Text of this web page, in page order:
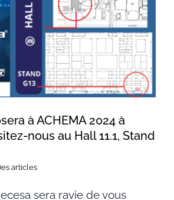
exposera à ACHEMA
: Visitez-nous
11.1, Stand G13
à ACHEMA 2024 à
nous au Hall 11.1, Stand
articles
sera ravie de vous